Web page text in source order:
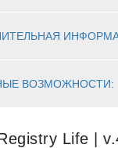
ВОЗМОЖНОСТИ:
Life |